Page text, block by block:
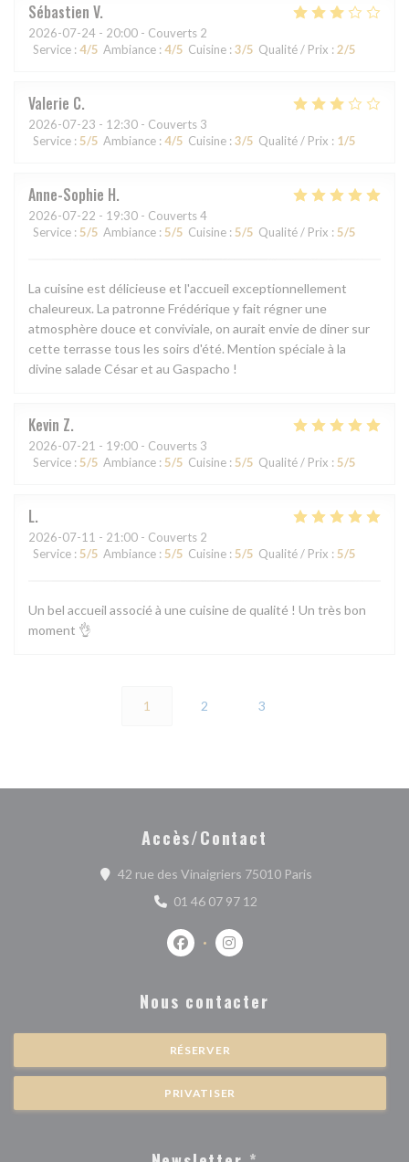
Sébastien V
2026-07-24 - 20:00 - Couverts 2
Service : 4/5 Ambiance : 4/5 Cuisine : 3/5 Qualité / Prix : 2/5
Valerie C
2026-07-23 - 12:30 - Couverts 3
Service : 5/5 Ambiance : 4/5 Cuisine : 3/5 Qualité / Prix : 1/5
Anne-Sophie H
2026-07-22 - 19:30 - Couverts 4
Service : 5/5 Ambiance : 5/5 Cuisine : 5/5 Qualité / Prix : 5/5
La cuisine est délicieuse et l'accueil exceptionnellement
chaleureux. La patronne Frédérique y fait régner une
atmosphère douce et conviviale, on aurait envie de diner sur
cette terrasse tous les soirs d'été. Mention spéciale à la
divine salade César et au Gaspacho !
Kevin Z
2026-07-21 - 19:00 - Couverts 3
Service : 5/5 Ambiance : 5/5 Cuisine : 5/5 Qualité / Prix : 5/5
L
2026-07-11 - 21:00 - Couverts 2
Service : 5/5 Ambiance : 5/5 Cuisine : 5/5 Qualité / Prix : 5/5
Un bel accueil associé à une cuisine de qualité ! Un très bon
moment 👌
1 2 3
Accès/Contact
42 rue des Vinaigriers 75010 Paris
01 46 07 97 12
Facebook ((ouvre une nouvelle
Instagram ((ouvre une
Nous contacter
RÉSERVER
PRIVATISER